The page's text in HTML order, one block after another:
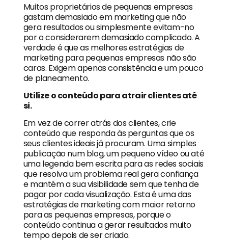
Muitos proprietários de pequenas empresas
gastam demasiado em marketing que não
gera resultados ou simplesmente evitam-no
por o considerarem demasiado complicado. A
verdade é que as melhores estratégias de
marketing para pequenas empresas não são
caras. Exigem apenas consistência e um pouco
de planeamento.
Utilize o conteúdo para atrair clientes até
si.
Em vez de correr atrás dos clientes, crie
conteúdo que responda às perguntas que os
seus clientes ideais já procuram. Uma simples
publicação num blog, um pequeno vídeo ou até
uma legenda bem escrita para as redes sociais
que resolva um problema real gera confiança
e mantém a sua visibilidade sem que tenha de
pagar por cada visualização. Esta é uma das
estratégias de marketing com maior retorno
para as pequenas empresas, porque o
conteúdo continua a gerar resultados muito
tempo depois de ser criado.